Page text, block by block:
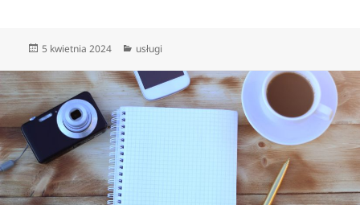
Data
5 kwietnia 2024 Kategorie
usługi